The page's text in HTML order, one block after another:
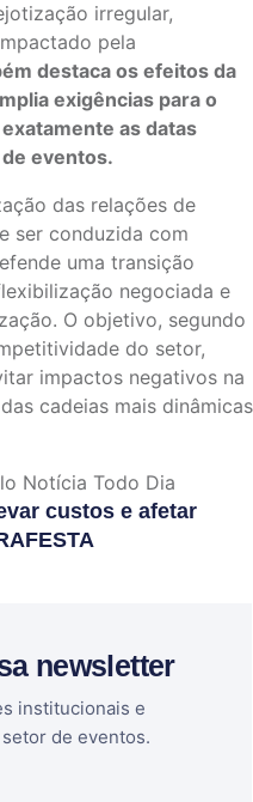
irregular,
pela
destaca os efeitos da
exigências para o
as datas
eventos.
das relações de
ser conduzida com
uma transição
negociada e
O objetivo, segundo
do setor,
impactos negativos na
cadeias mais dinâmicas
Notícia Todo Dia
custos e afetar
newsletter
institucionais e
de eventos.